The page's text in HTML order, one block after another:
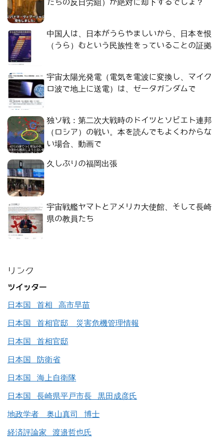
たちの反日労組）が絶対に却下するでしょ？
中国人は、日本がうらやましいから、日本を恨
（うら）むという民族性をっていることの証拠
宇宙太陽光発電（電気を電波に変換し、マイク
ロ波で地上に送電）は、ゼータガンダムで
独ソ戦：第二次大戦時のドイツとソビエト連邦
（ロシア）の戦い。本を読んでもよくわからな
い場合、動画で
久しぶりの福岡出張
宇宙戦艦ヤマトとアメリカ大使館、そして長崎
県の教員たち
リンク
ツイッター
日本国 首相 高市早苗
日本国 首相官邸 災害危機管理情報
日本国 首相官邸
日本国 防衛省
日本国 海上自衛隊
日本国 長崎県平戸市長 黒田成彦氏
地政学者 奥山真司 博士
経済評論家 渡邉哲也氏